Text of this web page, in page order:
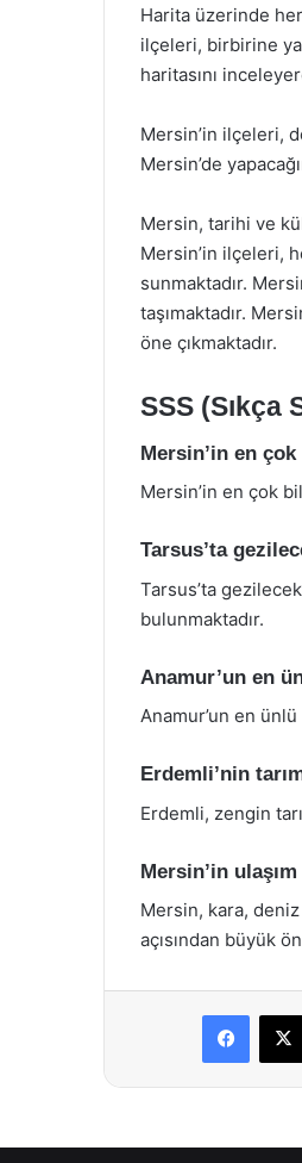
Harita üzerinde
ilçeleri, birbirine
haritasını
Mersin’in ilçeleri,
Mersin’de
Mersin, tarihi ve
Mersin’in ilçeleri,
sunmaktadır.
taşımaktadır.
öne çıkmaktadır.
SSS (Sıkça
Mersin’in en
Mersin’in en çok
Tarsus’ta
Tarsus’ta
bulunmaktadır.
Anamur’un en
Anamur’un en
Erdemli’nin
Erdemli, zengin
Mersin’in
Mersin, kara,
açısından büyük